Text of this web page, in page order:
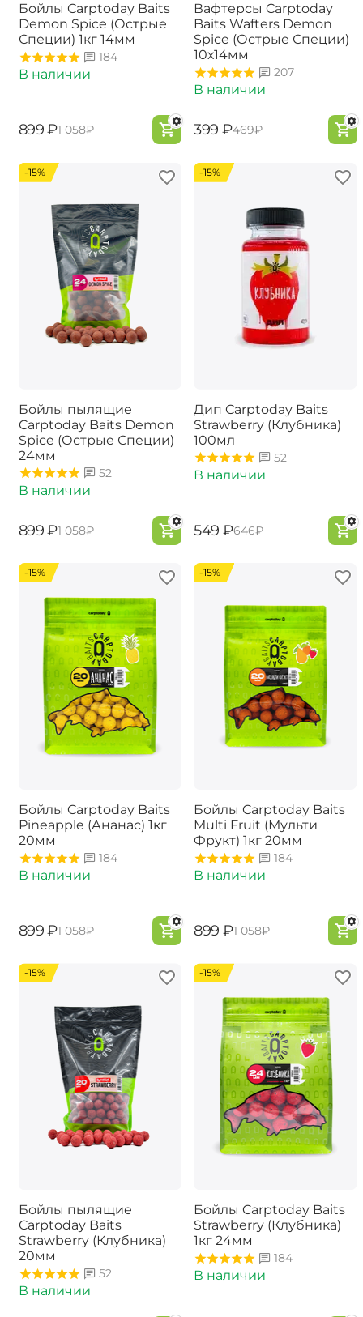
Бойлы Carptoday Baits
Demon Spice (Острые
Специи) 1кг 14мм
184
В наличии
‍899‍ ₽‍1 058‍₽
Вафтерсы Carptoday
Baits Wafters Demon
Spice (Острые Специи)
10х14мм
207
В наличии
‍399‍ ₽‍469‍₽
-15%
Бойлы пылящие
Carptoday Baits Demon
Spice (Острые Специи)
24мм
52
В наличии
‍899‍ ₽‍1 058‍₽
-15%
Дип Carptoday Baits
Strawberry (Клубника)
100мл
52
В наличии
‍549‍ ₽‍646‍₽
-15%
Бойлы Carptoday Baits
Pineapple (Ананас) 1кг
20мм
184
В наличии
‍899‍ ₽‍1 058‍₽
-15%
Бойлы Carptoday Baits
Multi Fruit (Мульти
Фрукт) 1кг 20мм
184
В наличии
‍899‍ ₽‍1 058‍₽
-15%
Бойлы пылящие
Carptoday Baits
Strawberry (Клубника)
20мм
52
В наличии
-15%
Бойлы Carptoday Baits
Strawberry (Клубника)
1кг 24мм
184
В наличии